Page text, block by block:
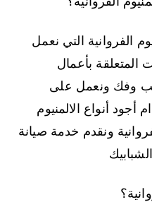
الفروانية التي نعمل
المتعلقة بأعمال
وفك ونعمل على
أنواع الالمنيوم
ونقدم خدمة صيانة